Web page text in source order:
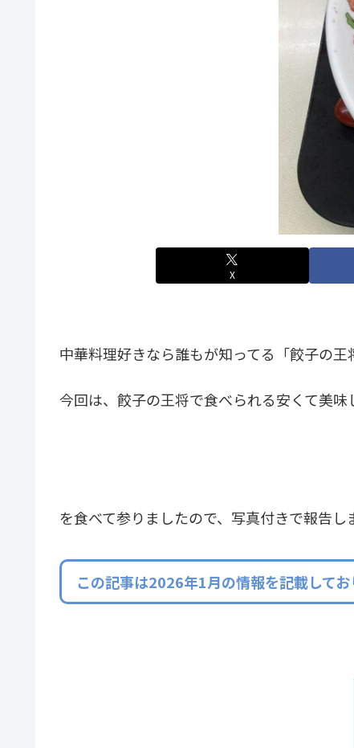
X
中華料理好きなら誰もが知ってる「餃子の王
今回は、餃子の王将で食べられる安くて美
を食べて参りましたので、写真付きで報告し
この記事は2026年1月の情報を記載して